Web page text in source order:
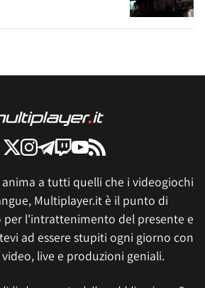
a tutti quelli che i videogiochi
Multiplayer.it è il punto di
l'intrattenimento del presente e
ad essere stupiti ogni giorno con
live e produzioni geniali.